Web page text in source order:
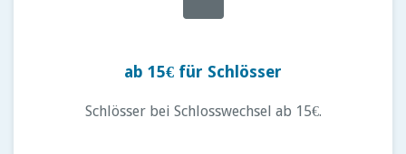
ab 15€ für Schlösser
Schlösser bei Schlosswechsel ab 15€.